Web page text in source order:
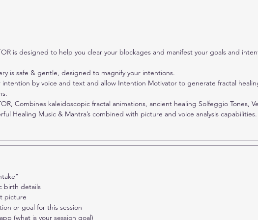
Mani
is designed to help you clear your blockages and manifest your goals and
is safe & gentle, designed to magnify your intentions.
intention by voice and text and allow Intention Motivator to generate fractal
Combines kaleidoscopic fractal animations, ancient healing Solfeggio Tones,
Healing Music & Mantra’s combined with picture and voice analysis capabilities.
birth details
picture
or goal for this session
(what is your session goal)